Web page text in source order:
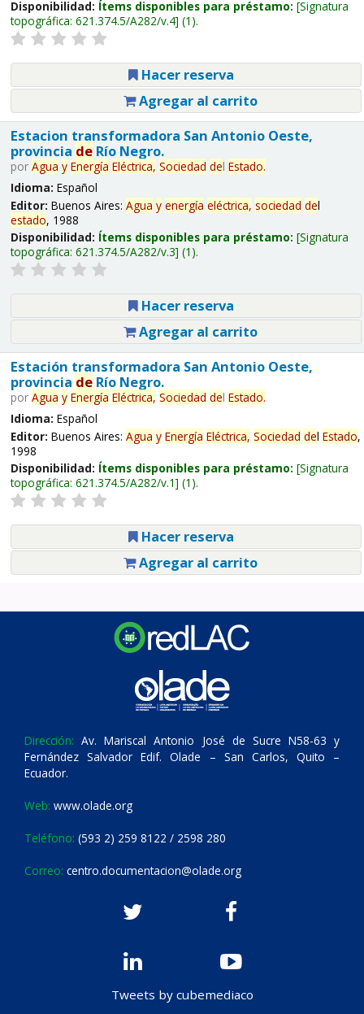
Disponibilidad: Ítems disponibles para préstamo: Signatura
topográfica: 621.374.5/A282/v.4 (1).
Hacer reserva
Agregar al carrito
Estacion transformadora San Antonio Oeste,
provincia deRío Negro.
por Agua y Energía Eléctrica, Sociedad del Estado.
Idioma: Español
Editor: Buenos Aires: Agua y energía eléctrica, sociedad del
estado, 1988
Disponibilidad: Ítems disponibles para préstamo: Signatura
topográfica: 621.374.5/A282/v.3 (1).
Hacer reserva
Agregar al carrito
Estación transformadora San Antonio Oeste,
provincia deRío Negro.
por Agua y Energía Eléctrica, Sociedad del Estado.
Idioma: Español
Editor: Buenos Aires: Agua y Energía Eléctrica, Sociedad del Estado,
1998
Disponibilidad: Ítems disponibles para préstamo: Signatura
topográfica: 621.374.5/A282/v.1 (1).
Hacer reserva
Agregar al carrito
Dirección: Av. Mariscal Antonio José de Sucre N58-63 y
Fernández Salvador Edif. Olade – San Carlos, Quito –
Ecuador.
Web: www.olade.org
Teléfono: (593 2) 259 8122 / 2598 280
Correo: centro.documentacion@olade.org
Tweets by cubemediaco